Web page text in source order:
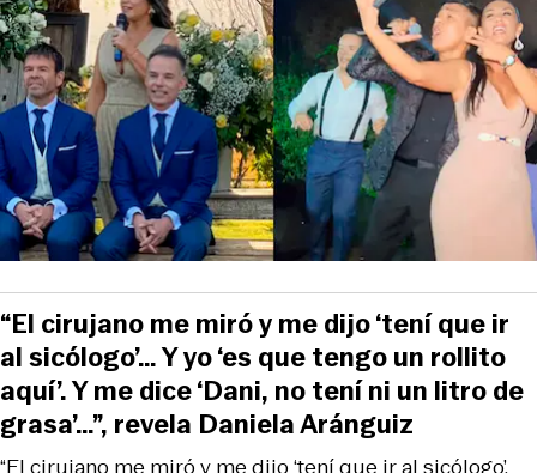
“El cirujano me miró y me dijo ‘tení que ir al sicólogo’.
“El cirujano me miró y me dijo ‘tení que ir
al sicólogo’… Y yo ‘es que tengo un rollito
aquí’. Y me dice ‘Dani, no tení ni un litro de
grasa’…”, revela Daniela Aránguiz